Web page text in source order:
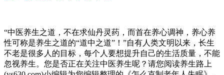
“中医养生之道，不在求仙丹灵药，而首在养心调神，养心养
性可称是养生之道的“道中之道”！”自有人类文明以来，长生
不老是很多人的目标，每个人要想提升自己的生活质量，不能
忽视养生。您是否正在关注中医养生呢？请您阅读养生路上